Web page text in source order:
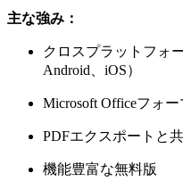
主な強み：
クロスプラットフォ
Android、iOS）
Microsoft Officeフォ
PDFエクスポートと
機能豊富な無料版